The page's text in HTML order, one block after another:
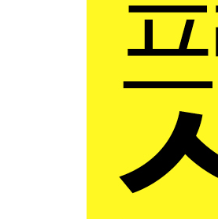
· 알고 가면 좋은 스위스
한눈에 보는 스위스 기본
스위스 현지어 따라잡기
· 스위스 추천 여행 일정
1 자연과 대도시를 번갈
2 멋진 건축물과 미술관
3 나는 산이 좋아! 알프스